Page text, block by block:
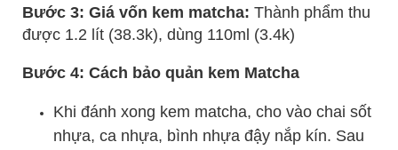
Bước 3: Giá vốn kem matcha: Thành phẩm thu
được 1.2 lít (38.3k), dùng 110ml (3.4k)
Bước 4: Cách bảo quản kem Matcha
Khi đánh xong kem matcha, cho vào chai sốt
nhựa, ca nhựa, bình nhựa đậy nắp kín. Sau